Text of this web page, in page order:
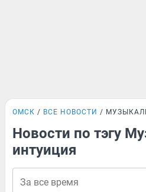
ОМСК ВСЕ НОВОСТИ
Новости по тэгу
интуиция